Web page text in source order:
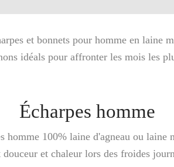
et bonnets pour homme en laine
idéals pour affronter les mois les
Écharpes homme
homme 100% laine d'agneau ou laine
douceur et chaleur lors des froides